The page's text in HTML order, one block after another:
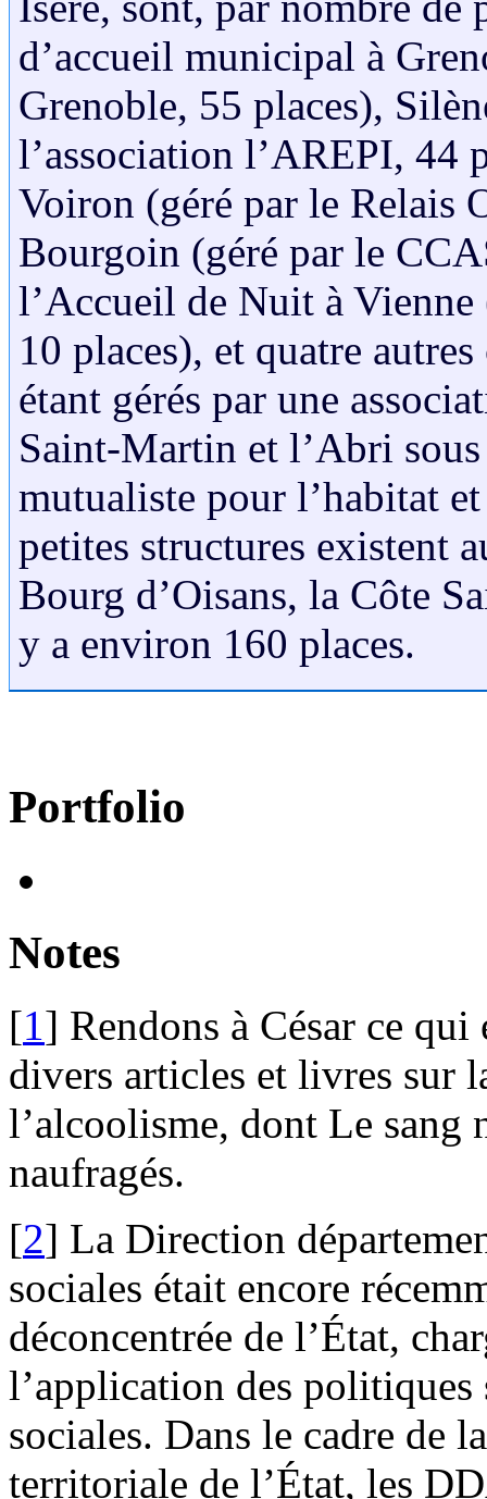
d’accueil municipal à
Grenoble, 55 places),
l’association l’AREPI, 44
Voiron (géré par le Relais
Bourgoin (géré par le
l’Accueil de Nuit à
10 places), et quatre
étant gérés par une
Saint-Martin et l’Abri
mutualiste pour l’habitat
petites structures existent
Bourg d’Oisans, la Côte
y a environ 160 places.
Portfolio
Notes
[1] Rendons à César ce
divers articles et livres sur
l’alcoolisme, dont Le sang
naufragés.
[2] La Direction
sociales était encore
déconcentrée de l’État,
l’application des politiques
sociales. Dans le cadre de
territoriale de l’État, les